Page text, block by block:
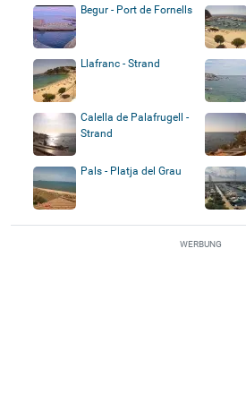
Begur - Port de Fornells
Llafranc - Strand
Calella de Palafrugell -
Strand
Pals - Platja del Grau
WERBUNG